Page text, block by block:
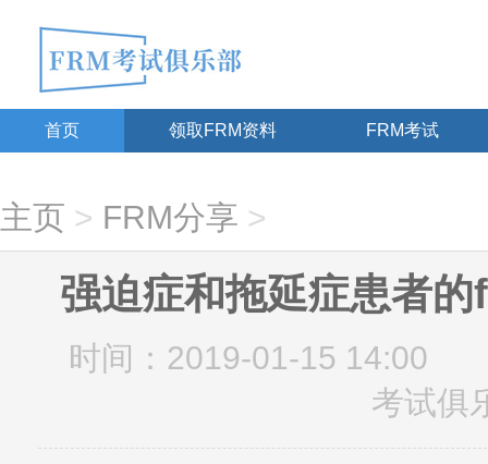
首页 领取FRM资料 FRM考试
主页 > FRM分享 >
强迫症和拖延症患者
时间：2019-01-15 14:00
考试俱